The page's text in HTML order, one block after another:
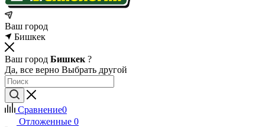
Ваш город
Бишкек
Ваш город Бишкек ?
Да, все верно Выбрать другой
Сравнение0
Отложенные 0